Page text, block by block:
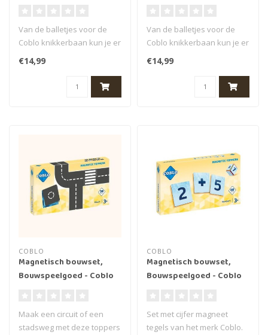
Van de balletjes voor de
Coblo knikkerbaan kun je er
nooit genoeg hebben, hoe
€14,99
Van de balletjes voor de
Coblo knikkerbaan kun je er
nooit genoeg hebben, hoe
€14,99
COBLO
Magnetisch bouwset,
Bouwspeelgoed - Coblo
Maak een circuit of een
stadsweg met deze toppers
COBLO
Magnetisch bouwset,
Bouwspeelgoed - Coblo
Set met cijfer magneet
tegels van het merk Coblo.